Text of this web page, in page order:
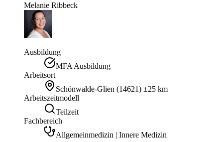
Melanie Ribbeck
Ausbildung
MFA Ausbildung
Arbeitsort
Schönwalde-Glien (14621) ±25 km
Arbeitszeitmodell
Teilzeit
Fachbereich
Allgemeinmedizin | Innere Medizin